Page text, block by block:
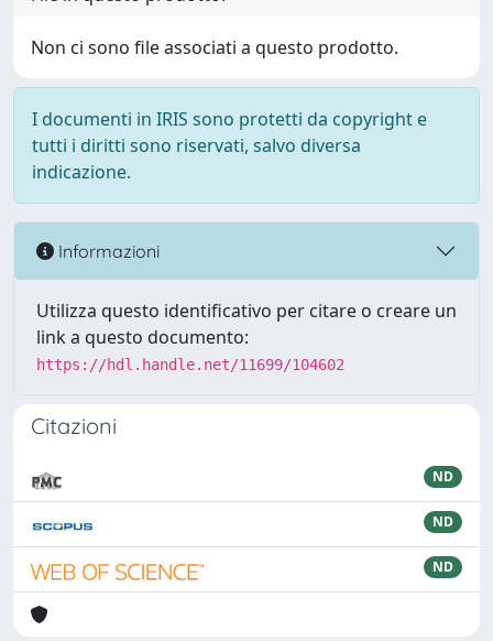
Non ci sono file associati a questo prodotto.
I documenti in IRIS sono protetti da copyright e
tutti i diritti sono riservati, salvo diversa
indicazione.
Informazioni
Utilizza questo identificativo per citare o creare un
link a questo documento:
https://hdl.handle.net/11699/104602
Citazioni
ND
ND
ND